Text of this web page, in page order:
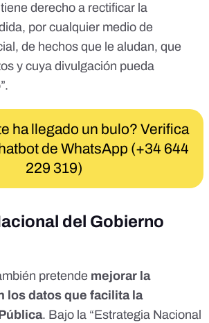
derecho a rectificar la
por cualquier medio de
de hechos que le aludan, que
y cuya divulgación pueda
ha llegado un bulo? Verifica
de WhatsApp (+34 644
229 319)
del Gobierno
pretende mejorar la
los datos que facilita la
. Bajo la “Estrategia Nacional